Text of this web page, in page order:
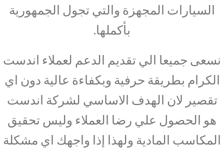
السيارات المجهزة والتي تجول الجمهورية
بأكملها.
نسعى جميعا الي تقديم الدعم لعملاء اندست
الكرام بطريقة حرفية وبكفاءة عالية دون اي
تقصير لان الهدف الاساسي لشركة اندست
هو الحصول علي رضا العملاء وليس تحقيق
المكاسب المادية ولهذا إذا واجهك اي مشكلة